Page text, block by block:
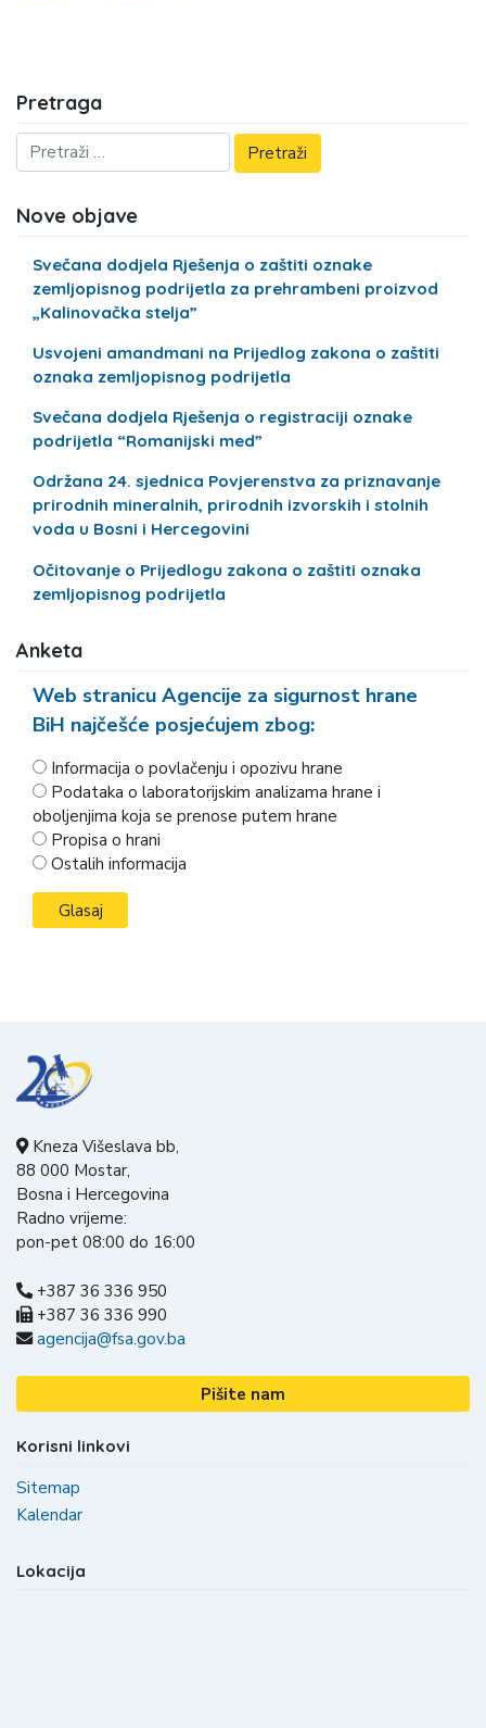
Pretraga
Nove objave
Svečana dodjela Rješenja o zaštiti oznake
zemljopisnog podrijetla za prehrambeni proizvod
„Kalinovačka stelja”
Usvojeni amandmani na Prijedlog zakona o zaštiti
oznaka zemljopisnog podrijetla
Svečana dodjela Rješenja o registraciji oznake
podrijetla “Romanijski med”
Održana 24. sjednica Povjerenstva za priznavanje
prirodnih mineralnih, prirodnih izvorskih i stolnih
voda u Bosni i Hercegovini
Očitovanje o Prijedlogu zakona o zaštiti oznaka
zemljopisnog podrijetla
Anketa
Web stranicu Agencije za sigurnost hrane
BiH najčešće posjećujem zbog:
Informacija o povlačenju i opozivu hrane
Podataka o laboratorijskim analizama hrane i
oboljenjima koja se prenose putem hrane
Propisa o hrani
Ostalih informacija
Kneza Višeslava bb,
88 000 Mostar,
Bosna i Hercegovina
Radno vrijeme:
pon-pet 08:00 do 16:00
+387 36 336 950
+387 36 336 990
agencija@fsa.gov.ba
Pišite nam
Korisni linkovi
Sitemap
Kalendar
Lokacija